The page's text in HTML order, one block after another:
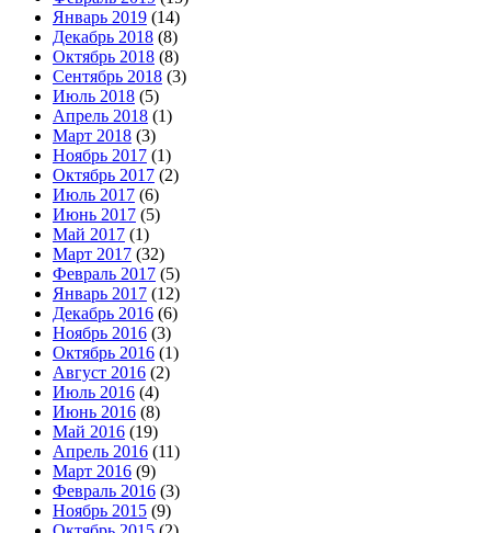
Январь 2019 (14)
Декабрь 2018 (8)
Октябрь 2018 (8)
Сентябрь 2018 (3)
Июль 2018 (5)
Апрель 2018 (1)
Март 2018 (3)
Ноябрь 2017 (1)
Октябрь 2017 (2)
Июль 2017 (6)
Июнь 2017 (5)
Май 2017 (1)
Март 2017 (32)
Февраль 2017 (5)
Январь 2017 (12)
Декабрь 2016 (6)
Ноябрь 2016 (3)
Октябрь 2016 (1)
Август 2016 (2)
Июль 2016 (4)
Июнь 2016 (8)
Май 2016 (19)
Апрель 2016 (11)
Март 2016 (9)
Февраль 2016 (3)
Ноябрь 2015 (9)